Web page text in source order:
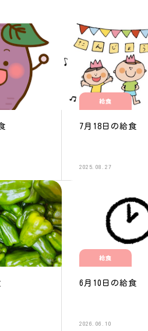
給食
7月18日の給食
2025.08.27
給食
6月10日の給食
2026.06.10